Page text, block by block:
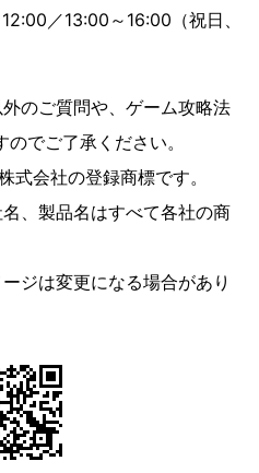
／13:00～16:00（祝日、
のご質問や、ゲーム攻略法
でご了承ください。
式会社の登録商標です。
、製品名はすべて各社の商
ジは変更になる場合があり